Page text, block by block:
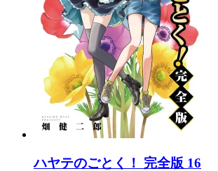
ハヤテのごとく！ 完全版 16